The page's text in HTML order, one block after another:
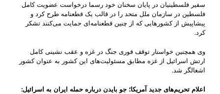
سفیر فلسطینیان در پایان سخنان خود رسما درخواست عضویت کامل
فلسطین در سازمان ملل متحد را در قالب یک قطعنامه طرح کرد و
پیشاپیش از کشورهایی که از چنین قطعنامه‌ای حمایت می‌کنند تشکر
کرد.
وی همچنین خواستار توقف فوری جنگ در غزه و عقب نشینی کامل
ارتش اسرائیل از غزه مطابق مسئولیت‌های این کشور به عنوان کشور
اشغالگر شد.
اعلام تحریم‌های جدید آمریکا؛ جو بایدن درباره حمله ایران به اسرائیل: